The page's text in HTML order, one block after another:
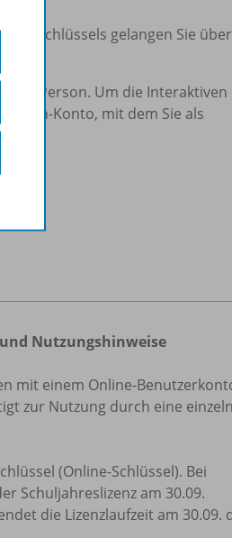
Schlüssels gelangen Sie
pro Person. Um die Interaktiven
Konto, mit dem Sie als
Nutzungshinweise
mit einem Online-
zur Nutzung durch eine
(Online-Schlüssel). Bei
Schuljahreslizenz am 30.09.
die Lizenzlaufzeit am 30.09.